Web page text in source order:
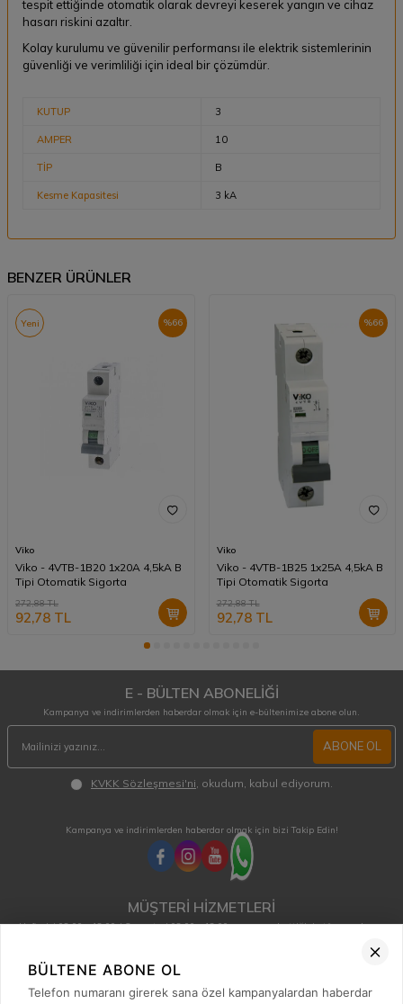
tespit ettiğinde otomatik olarak devreyi keserek yangın ve cihaz
hasarı riskini azaltır.
Kolay kurulumu ve güvenilir performansı ile elektrik sistemlerinin
güvenliği ve verimliliği için ideal bir çözümdür.
KUTUP 3
AMPER 10
TİP B
Kesme Kapasitesi 3 kA
BENZER ÜRÜNLER
%66
Yeni
Viko
Viko - 4VTB-1B20 1x20A 4,5kA B
Tipi Otomatik Sigorta
272,88TL
92,78 TL
%66
Viko
Viko - 4VTB-1B25 1x25A 4,5kA B
Tipi Otomatik Sigorta
272,88TL
92,78TL
E - BÜLTEN ABONELİĞİ
Kampanya ve indirimlerden haberdar olmak için e-bültenimize abone olun.
ABONE OL
KVKK Sözleşmesi'ni , okudum, kabul ediyorum.
Kampanya ve indirimlerden haberdar olmak için bizi Takip Edin!
MÜŞTERİ HİZMETLERİ
Hafta içi 08:00 - 18:00 / Cumartesi 08:00 - 13:00 arası merak ettiğiniz tüm sorular ve
0850 515 01 10
BÜLTENE ABONE OL
Telefon numaranı girerek sana özel kampanyalardan haberdar